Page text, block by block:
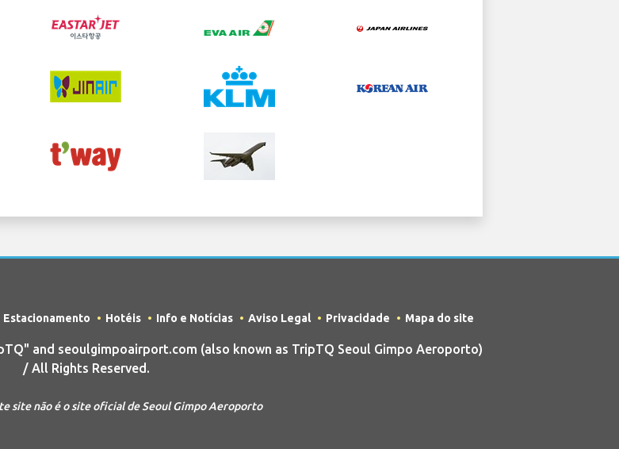
Estacionamento Hotéis Info e Notícias Aviso Legal Privacidade Mapa do site
and seoulgimpoairport.com (also known as TripTQ Seoul Gimpo Aeroporto)
/ All Rights Reserved.
site não é o site oficial de Seoul Gimpo Aeroporto